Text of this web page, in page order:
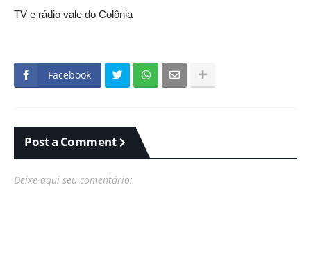
TV e rádio vale do Colônia
Facebook
Post a Comment
Deixe aqui seu comentário: